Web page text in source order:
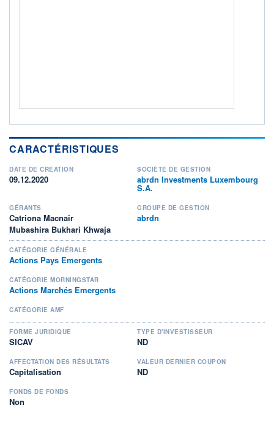
+ PORTEFEUILLE + LISTE
CARACTÉRISTIQUES
DATE DE CRÉATION
09.12.2020
SOCIÉTÉ DE GESTION
abrdn Investments Luxembourg
S.A.
GÉRANTS
Catriona Macnair
Mubashira Bukhari Khwaja
GROUPE DE GESTION
abrdn
CATÉGORIE GÉNÉRALE
Actions Pays Emergents
CATÉGORIE MORNINGSTAR
Actions Marchés Emergents
CATÉGORIE AMF
FORME JURIDIQUE
SICAV
TYPE D'INVESTISSEUR
ND
AFFECTATION DES RÉSULTATS
Capitalisation
VALEUR DERNIER COUPON
ND
FONDS DE FONDS
Non